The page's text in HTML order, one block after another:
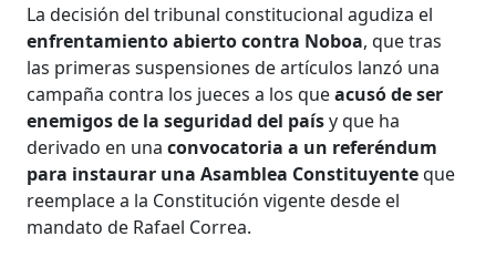
La decisión del tribunal constitucional agudiza el
enfrentamiento abierto contra Noboa, que tras
las primeras suspensiones de artículos lanzó una
campaña contra los jueces a los queacusó de ser
enemigos de la seguridad del paísy que ha
derivado en unaconvocatoria a un referéndum
para instaurar una Asamblea Constituyenteque
reemplace a la Constitución vigente desde el
mandato de Rafael Correa.